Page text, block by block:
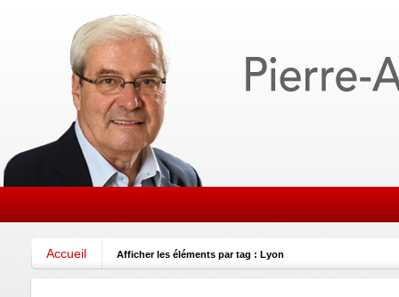
Accueil Afficher les éléments par tag : Lyon